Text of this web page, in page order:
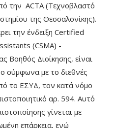
την ACTA (Τεχνοβλαστό
της Θεσσαλονίκης).
την ένδειξη Certified
(CSMA) -
Βοηθός Διοίκησης, είναι
σύμφωνα με το διεθνές
το ΕΣΥΔ, τον κατά νόμο
αρ. 594. Αυτό
γίνεται με
επάρκεια, ενώ